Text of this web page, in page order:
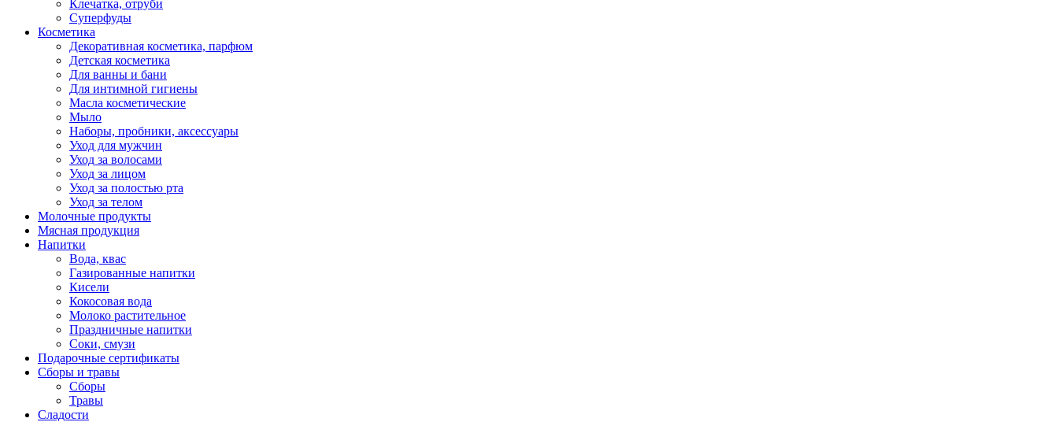
Клечатка, отруби
Суперфуды
Косметика
Декоративная косметика, парфюм
Детская косметика
Для ванны и бани
Для интимной гигиены
Масла косметические
Мыло
Наборы, пробники, аксессуары
Уход для мужчин
Уход за волосами
Уход за лицом
Уход за полостью рта
Уход за телом
Молочные продукты
Мясная продукция
Напитки
Вода, квас
Газированные напитки
Кисели
Кокосовая вода
Молоко растительное
Праздничные напитки
Соки, смузи
Подарочные сертификаты
Сборы и травы
Сборы
Травы
Сладости